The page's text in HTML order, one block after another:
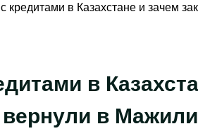
с кредитами в Казахстане и зачем
в
вернули в